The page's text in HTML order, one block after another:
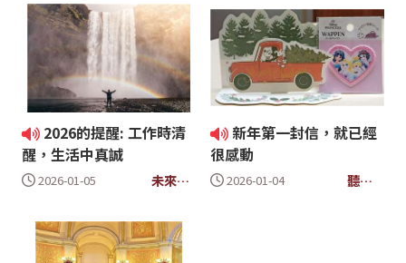
2026的提醒: 工作時清
醒，生活中真誠
2026-01-05
未來有
新年第一封信，就已經
很感動
2026-01-04
聽眾